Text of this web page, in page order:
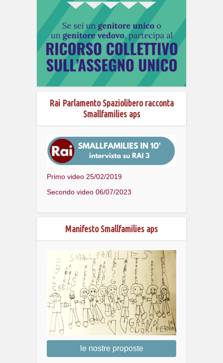
Rai Parlamento Spaziolibero racconta
Smallfamilies aps
Primo video 25/02/2019
Secondo video 06/07/2023
Manifesto Smallfamilies aps
le nostre proposte